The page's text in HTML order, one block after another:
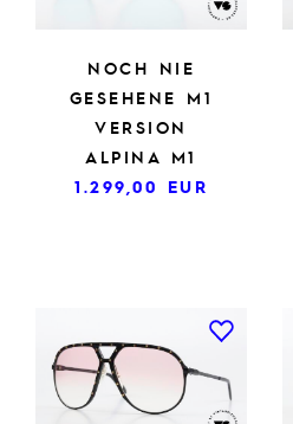
NOCH NIE
GESEHENE M1
VERSION
ALPINA M1
1.299,00 EUR